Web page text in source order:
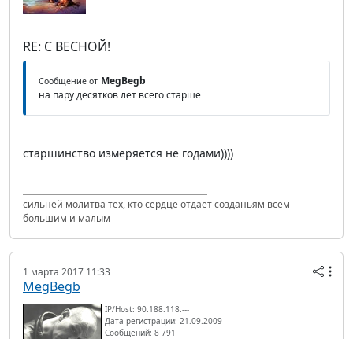
RE: С ВЕСНОЙ!
Сообщение от MegBegb
на пару десятков лет всего старше
старшинство измеряется не годами))))
сильней молитва тех, кто сердце отдает созданьям всем -
большим и малым
1 марта 2017 11:33
MegBegb
IP/Host: 90.188.118.---
Дата регистрации: 21.09.2009
Сообщений: 8 791